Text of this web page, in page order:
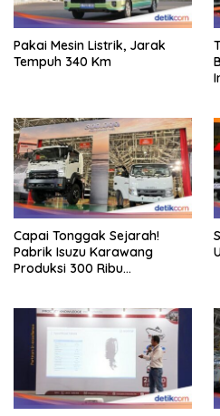
Pakai Mesin Listrik, Jarak
Tempuh 340 Km
Capai Tonggak Sejarah!
Pabrik Isuzu Karawang
Produksi 300 Ribu